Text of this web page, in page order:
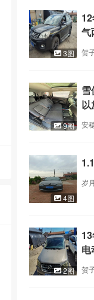
1 个职位正在热
3 个职位正在热
3图
气
贺
9图
雪
以
安
4图
岁
2图
电
贺